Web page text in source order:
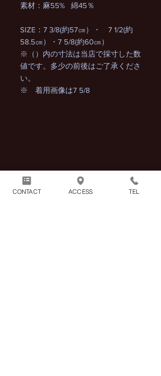
素材：麻55% 綿45％
SIZE：7 3/8(約57㎝）・ 7 1/2(約
58.5㎝）・7 5/8(約60㎝）
※（）内の寸法は当店で採寸した数
値です。多少の前後はご了承くださ
い。
※ 着用画像は7 5/8
商品には別途消費税が加算され
ます。
CONTACT ACCESS TEL